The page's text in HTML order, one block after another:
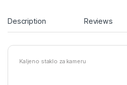
Description Reviews
Kaljeno staklo za kameru